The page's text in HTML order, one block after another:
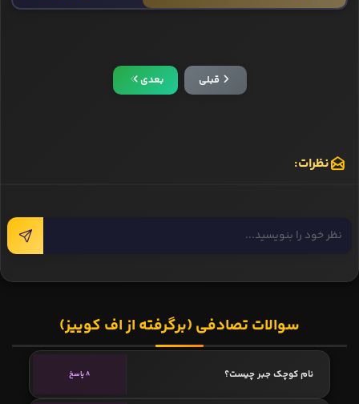
قبلی بعدی
نظرات:
سوالات تصادفی (برگرفته از اف کوییز)
نام کوچک جبر چیست؟ 8 پاسخ